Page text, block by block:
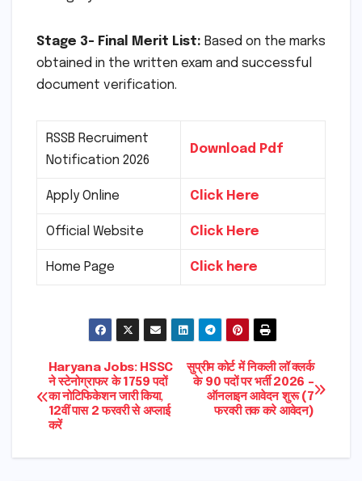
Stage 3- Final Merit List: Based on the marks
obtained in the written exam and successful
document verification.
RSSB Recruiment
Notification 2026
Download Pdf
Apply Online Click Here
Official Website Click Here
Home Page Click here
Post
navigation
सुप्रीम कोर्ट में निकली लॉ क्लर्क
के 90 पदों पर भर्ती 2026 –
ऑनलाइन आवेदन शुरू (7
फरवरी तक करे आवेदन)
Haryana Jobs: HSSC
ने स्टेनोग्राफर के 1759 पदों
का नोटिफिकेशन जारी किया,
12वीं पास 2 फरवरी से अप्लाई
करें